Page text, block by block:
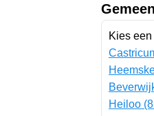
Kies
Heiloo